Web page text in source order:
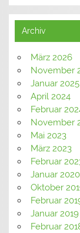
Archiv
März 2026
November
Januar 2025
April 2024
Februar
November
Mai 2023
März 2023
Februar
Januar 2020
Oktober
Februar
Januar 2019
Februar